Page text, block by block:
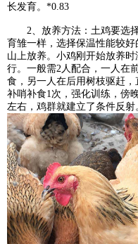
长发育。*0.83
2、放养方法：土鸡要选择
育雏一样，选择保温性能较
山上放养。小鸡刚开始放养
行。一般需2人配合，一人在
食，另一人在后用树枝驱赶
补哨补食1次，强化训练，傍
左右，鸡群就建立了条件反射